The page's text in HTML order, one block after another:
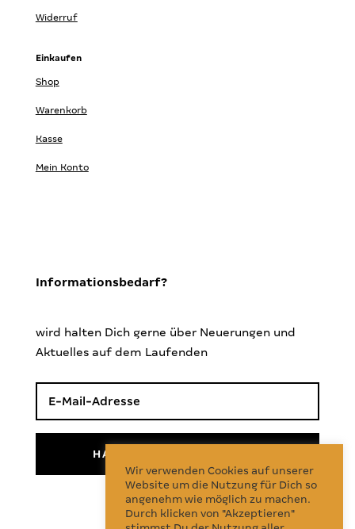
Widerruf
Einkaufen
Shop
Warenkorb
Kasse
Mein Konto
Informationsbedarf?
wird halten Dich gerne über Neuerungen und
Aktuelles auf dem Laufenden
HALTE MICH INFORMIERT!
Follow Us
Wir verwenden Cookies auf unserer
Website um die Nutzung für Dich so
angenehm wie möglich zu machen.
Durch klicken von "Akzeptieren"